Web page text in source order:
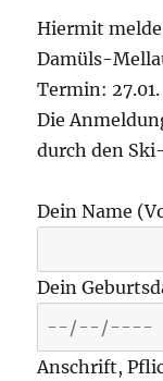
Hiermit
Damüls-
Termin: 27.01.
Die
durch den
Dein Name
Dein
Anschrift,